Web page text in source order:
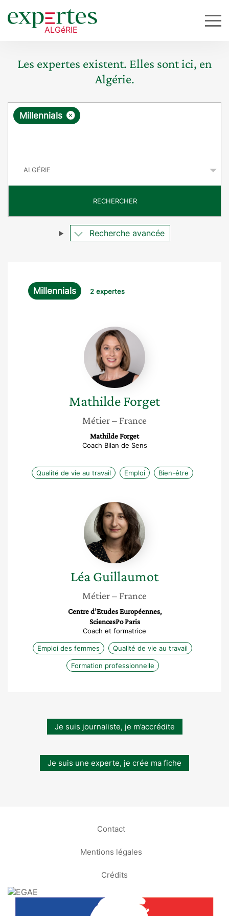
Les expertes existent. Elles sont ici, en
Algérie.
R
ê
e
×
Millennials
RECHERCHER
Recherche avancée
Millennials 2 expertes
Mathilde
Forget
MathildeForget
Métier– France
Mathilde Forget
Coach Bilan de Sens
Qualité de vie au travail Emploi Bien-être
Léa
Guillaumot
LéaGuillaumot
Métier– France
Centre d’Etudes Européennes,
SciencesPo Paris
Coach et formatrice
Emploi des femmes Qualité de vie au travail
Formation professionnelle
Je suis journaliste, je m’accrédite
Je suis une experte, je crée ma fiche
Contact
Mentions légales
Crédits